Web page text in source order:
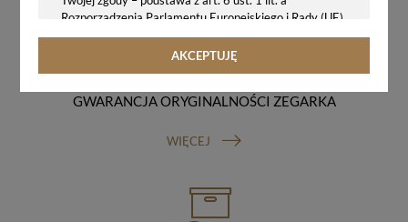
Rozporządzenia Parlamentu Europejskiego i Rady (UE)
2016/679 z 27.04.2016 r. w sprawie ochrony osób
fizycznych w związku z przetwarzaniem danych
rozporządzenie o ochronie danych, tj. RODO).
Twoje dane osobowe możemy udostępniać
poleceniami. Przekazujemy Twoje dane poza teren
AKCEPTUJĘ
GWARANCJA ORYGINALNOŚCI ZEGARKA
WIĘCEJ